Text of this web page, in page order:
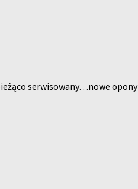
serwisowany…nowe opony